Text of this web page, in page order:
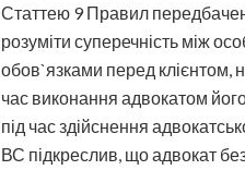
Статтею 9 Правил
розуміти суперечність між
обов`язками перед клієнтом,
час виконання адвокатом
під час здійснення
ВС підкреслив, що адвокат